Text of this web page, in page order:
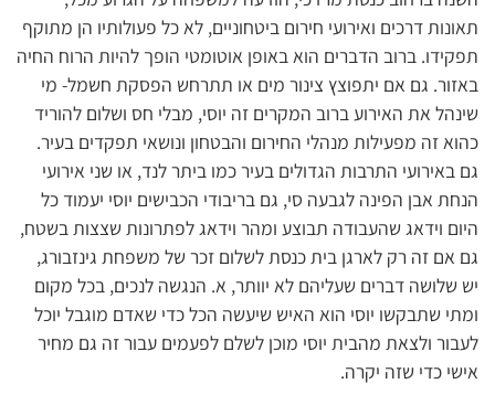
תאונות דרכים ואירועי חירום ביטחוניים, לא כל פעולותיו הן מתוקף
תפקידו. ברוב הדברים הוא באופן אוטומטי הופך להיות הרוח החיה
באזור. גם אם יתפוצץ צינור מים או תתרחש הפסקת חשמל- מי
שינהל את האירוע ברוב המקרים זה יוסי, מבלי חס ושלום להוריד
כהוא זה מפעילות מנהלי החירום והבטחון ונושאי תפקדים בעיר.
גם באירועי התרבות הגדולים בעיר כמו ביתר לנד, או שני אירועי
הנחת אבן הפינה לגבעה סי, גם בריבודי הכבישים יוסי יעמוד כל
היום וידאג שהעבודה תבוצע ומהר וידאג לפתרונות שצצות בשטח,
גם אם זה רק לארגן בית כנסת לשלום זכר של משפחת גינזבורג,
יש שלושה דברים שעליהם לא יוותר, א. הנגשה לנכים, בכל מקום
ומתי שתבקשו יוסי הוא האיש שיעשה הכל כדי שאדם מוגבל יוכל
לעבור ולצאת מהבית יוסי מוכן לשלם לפעמים עבור זה גם מחיר
אישי כדי שזה יקרה.